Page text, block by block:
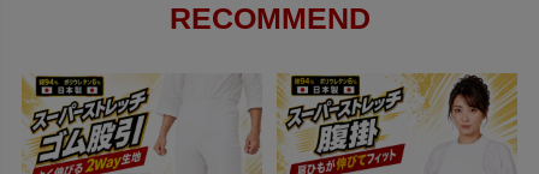
RECOMMEND